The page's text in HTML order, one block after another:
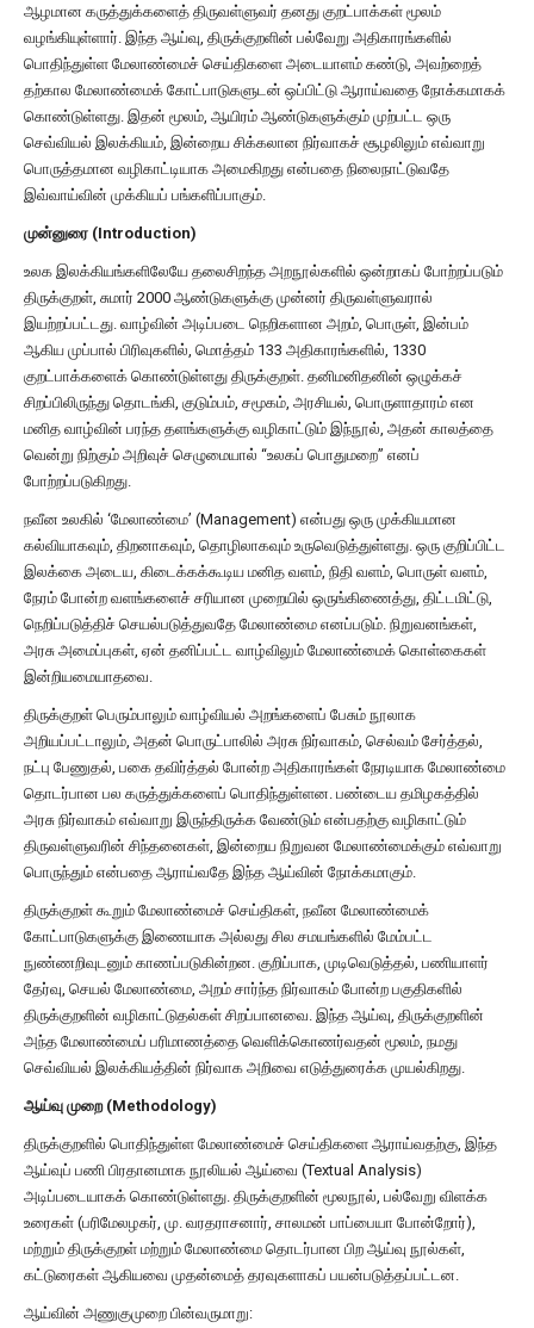
ஆழமான கருத்துக்களைத் திருவள்ளுவர் தனது குறட்பாக்கள் மூலம்
வழங்கியுள்ளார். இந்த ஆய்வு, திருக்குறளின் பல்வேறு அதிகாரங்களில்
பொதிந்துள்ள மேலாண்மைச் செய்திகளை அடையாளம் கண்டு, அவற்றைத்
தற்கால மேலாண்மைக் கோட்பாடுகளுடன் ஒப்பிட்டு ஆராய்வதை நோக்கமாகக்
கொண்டுள்ளது. இதன் மூலம், ஆயிரம் ஆண்டுகளுக்கும் முற்பட்ட ஒரு
செவ்வியல் இலக்கியம், இன்றைய சிக்கலான நிர்வாகச் சூழலிலும் எவ்வாறு
பொருத்தமான வழிகாட்டியாக அமைகிறது என்பதை நிலைநாட்டுவதே
இவ்வாய்வின் முக்கியப் பங்களிப்பாகும்.
முன்னுரை (Introduction)
உலக இலக்கியங்களிலேயே தலைசிறந்த அறநூல்களில் ஒன்றாகப் போற்றப்படும்
திருக்குறள், சுமார் 2000 ஆண்டுகளுக்கு முன்னர் திருவள்ளுவரால்
இயற்றப்பட்டது. வாழ்வின் அடிப்படை நெறிகளான அறம், பொருள், இன்பம்
ஆகிய முப்பால் பிரிவுகளில், மொத்தம் 133 அதிகாரங்களில், 1330
குறட்பாக்களைக் கொண்டுள்ளது திருக்குறள். தனிமனிதனின் ஒழுக்கச்
சிறப்பிலிருந்து தொடங்கி, குடும்பம், சமூகம், அரசியல், பொருளாதாரம் என
மனித வாழ்வின் பரந்த தளங்களுக்கு வழிகாட்டும் இந்நூல், அதன் காலத்தை
வென்று நிற்கும் அறிவுச் செழுமையால் “உலகப் பொதுமறை” எனப்
போற்றப்படுகிறது.
நவீன உலகில் ‘மேலாண்மை’ (Management) என்பது ஒரு முக்கியமான
கல்வியாகவும், திறனாகவும், தொழிலாகவும் உருவெடுத்துள்ளது. ஒரு குறிப்பிட்ட
இலக்கை அடைய, கிடைக்கக்கூடிய மனித வளம், நிதி வளம், பொருள் வளம்,
நேரம் போன்ற வளங்களைச் சரியான முறையில் ஒருங்கிணைத்து, திட்டமிட்டு,
நெறிப்படுத்திச் செயல்படுத்துவதே மேலாண்மை எனப்படும். நிறுவனங்கள்,
அரசு அமைப்புகள், ஏன் தனிப்பட்ட வாழ்விலும் மேலாண்மைக் கொள்கைகள்
இன்றியமையாதவை.
திருக்குறள் பெரும்பாலும் வாழ்வியல் அறங்களைப் பேசும் நூலாக
அறியப்பட்டாலும், அதன் பொருட்பாலில் அரசு நிர்வாகம், செல்வம் சேர்த்தல்,
நட்பு பேணுதல், பகை தவிர்த்தல் போன்ற அதிகாரங்கள் நேரடியாக மேலாண்மை
தொடர்பான பல கருத்துக்களைப் பொதிந்துள்ளன. பண்டைய தமிழகத்தில்
அரசு நிர்வாகம் எவ்வாறு இருந்திருக்க வேண்டும் என்பதற்கு வழிகாட்டும்
திருவள்ளுவரின் சிந்தனைகள், இன்றைய நிறுவன மேலாண்மைக்கும் எவ்வாறு
பொருந்தும் என்பதை ஆராய்வதே இந்த ஆய்வின் நோக்கமாகும்.
திருக்குறள் கூறும் மேலாண்மைச் செய்திகள், நவீன மேலாண்மைக்
கோட்பாடுகளுக்கு இணையாக அல்லது சில சமயங்களில் மேம்பட்ட
நுண்ணறிவுடனும் காணப்படுகின்றன. குறிப்பாக, முடிவெடுத்தல், பணியாளர்
தேர்வு, செயல் மேலாண்மை, அறம் சார்ந்த நிர்வாகம் போன்ற பகுதிகளில்
திருக்குறளின் வழிகாட்டுதல்கள் சிறப்பானவை. இந்த ஆய்வு, திருக்குறளின்
அந்த மேலாண்மைப் பரிமாணத்தை வெளிக்கொணர்வதன் மூலம், நமது
செவ்வியல் இலக்கியத்தின் நிர்வாக அறிவை எடுத்துரைக்க முயல்கிறது.
ஆய்வு முறை (Methodology)
திருக்குறளில் பொதிந்துள்ள மேலாண்மைச் செய்திகளை ஆராய்வதற்கு, இந்த
ஆய்வுப் பணி பிரதானமாக நூலியல் ஆய்வை (Textual Analysis)
அடிப்படையாகக் கொண்டுள்ளது. திருக்குறளின் மூலநூல், பல்வேறு விளக்க
உரைகள் (பரிமேலழகர், மு. வரதராசனார், சாலமன் பாப்பையா போன்றோர்),
மற்றும் திருக்குறள் மற்றும் மேலாண்மை தொடர்பான பிற ஆய்வு நூல்கள்,
கட்டுரைகள் ஆகியவை முதன்மைத் தரவுகளாகப் பயன்படுத்தப்பட்டன.
ஆய்வின் அணுகுமுறை பின்வருமாறு: